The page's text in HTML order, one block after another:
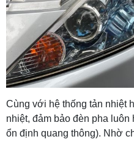
Cùng với hệ thống tản nhiệt
nhiệt, đảm bảo đèn pha
ổn định quang thông). Nhờ